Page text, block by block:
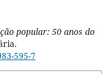
popular: 50 anos do
595-7